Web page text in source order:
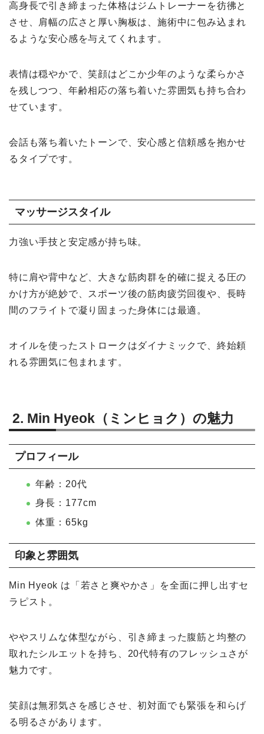
高身長で引き締まった体格はジムトレーナーを彷彿と
させ、肩幅の広さと厚い胸板は、施術中に包み込まれ
るような安心感を与えてくれます。
表情は穏やかで、笑顔はどこか少年のような柔らかさ
を残しつつ、年齢相応の落ち着いた雰囲気も持ち合わ
せています。
会話も落ち着いたトーンで、安心感と信頼感を抱かせ
るタイプです。
マッサージスタイル
力強い手技と安定感が持ち味。
特に肩や背中など、大きな筋肉群を的確に捉える圧の
かけ方が絶妙で、スポーツ後の筋肉疲労回復や、長時
間のフライトで凝り固まった身体には最適。
オイルを使ったストロークはダイナミックで、終始頼
れる雰囲気に包まれます。
2. Min Hyeok（ミンヒョク）の魅力
プロフィール
年齢：20代
身長：177cm
体重：65kg
印象と雰囲気
Min Hyeok は「若さと爽やかさ」を全面に押し出すセ
ラピスト。
ややスリムな体型ながら、引き締まった腹筋と均整の
取れたシルエットを持ち、20代特有のフレッシュさが
魅力です。
笑顔は無邪気さを感じさせ、初対面でも緊張を和らげ
る明るさがあります。